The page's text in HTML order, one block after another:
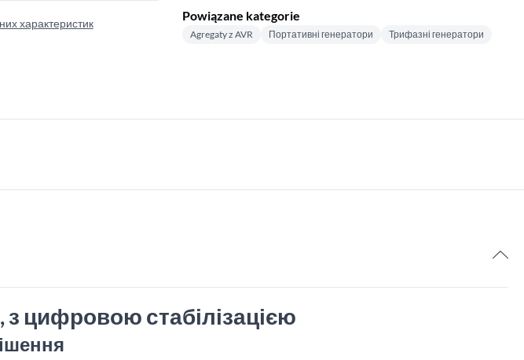
характеристик
Powiązane kategorie
Agregaty z AVR Портативні генератори Трифазні генератори
цифровою стабілізацією